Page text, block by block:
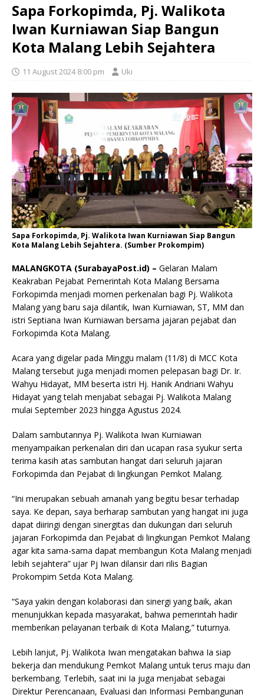
Sapa Forkopimda, Pj. Walikota
Iwan Kurniawan Siap Bangun
Kota Malang Lebih Sejahtera
11 August 2024 8:00 pm Uki
Sapa Forkopimda, Pj. Walikota Iwan Kurniawan Siap Bangun
Kota Malang Lebih Sejahtera. (Sumber Prokompim)
MALANGKOTA (SurabayaPost.id) – Gelaran Malam
Keakraban Pejabat Pemerintah Kota Malang Bersama
Forkopimda menjadi momen perkenalan bagi Pj. Walikota
Malang yang baru saja dilantik, Iwan Kurniawan, ST, MM dan
istri Septiana Iwan Kurniawan bersama jajaran pejabat dan
Forkopimda Kota Malang.
Acara yang digelar pada Minggu malam (11/8) di MCC Kota
Malang tersebut juga menjadi momen pelepasan bagi Dr. Ir.
Wahyu Hidayat, MM beserta istri Hj. Hanik Andriani Wahyu
Hidayat yang telah menjabat sebagai Pj. Walikota Malang
mulai September 2023 hingga Agustus 2024.
Dalam sambutannya Pj. Walikota Iwan Kurniawan
menyampaikan perkenalan diri dan ucapan rasa syukur serta
terima kasih atas sambutan hangat dari seluruh jajaran
Forkopimda dan Pejabat di lingkungan Pemkot Malang.
“Ini merupakan sebuah amanah yang begitu besar terhadap
saya. Ke depan, saya berharap sambutan yang hangat ini juga
dapat diiringi dengan sinergitas dan dukungan dari seluruh
jajaran Forkopimda dan Pejabat di lingkungan Pemkot Malang
agar kita sama-sama dapat membangun Kota Malang menjadi
lebih sejahtera” ujar Pj Iwan dilansir dari rilis Bagian
Prokompim Setda Kota Malang.
“Saya yakin dengan kolaborasi dan sinergi yang baik, akan
menunjukkan kepada masyarakat, bahwa pemerintah hadir
memberikan pelayanan terbaik di Kota Malang,” tuturnya.
Lebih lanjut, Pj. Walikota Iwan mengatakan bahwa Ia siap
bekerja dan mendukung Pemkot Malang untuk terus maju dan
berkembang. Terlebih, saat ini Ia juga menjabat sebagai
Direktur Perencanaan, Evaluasi dan Informasi Pembangunan